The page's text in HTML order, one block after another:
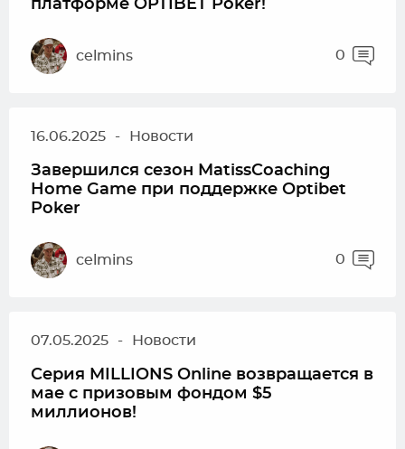
платформе OPTIBET Poker!
celmins 0
16.06.2025 - Новости
Завершился сезон MatissCoaching
Home Game при поддержке Optibet
Poker
celmins 0
07.05.2025 - Новости
Серия MILLIONS Online возвращается в
мае с призовым фондом $5
миллионов!